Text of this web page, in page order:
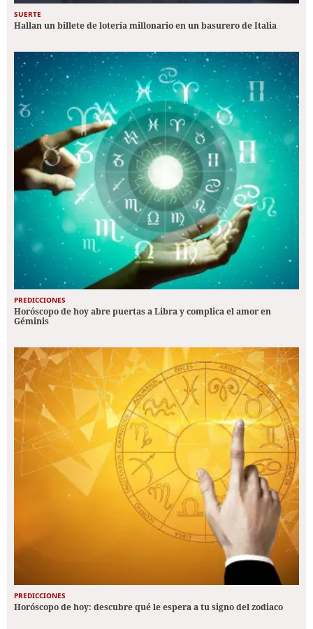
SUERTE
Hallan un billete de lotería millonario en un basurero de Italia
PREDICCIONES
Horóscopo de hoy abre puertas a Libra y complica el amor en
Géminis
PREDICCIONES
Horóscopo de hoy: descubre qué le espera a tu signo del zodiaco